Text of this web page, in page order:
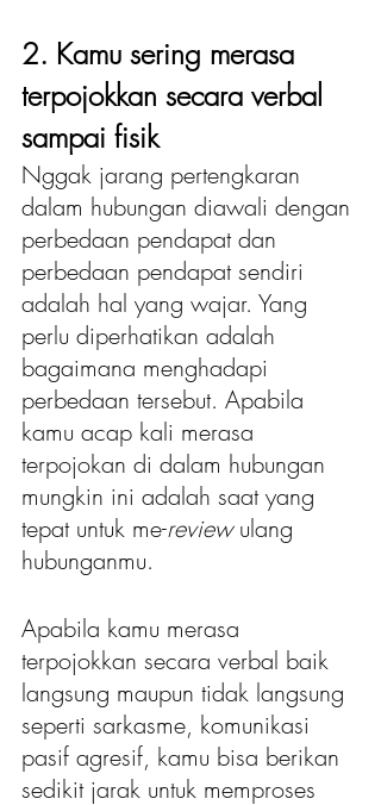
2. Kamu sering merasa
terpojokkan secara verbal
sampai fisik
Nggak jarang pertengkaran
dalam hubungan diawali dengan
perbedaan pendapat dan
perbedaan pendapat sendiri
adalah hal yang wajar. Yang
perlu diperhatikan adalah
bagaimana menghadapi
perbedaan tersebut. Apabila
kamu acap kali merasa
terpojokan di dalam hubungan
mungkin ini adalah saat yang
tepat untuk me-review ulang
hubunganmu.
Apabila kamu merasa
terpojokkan secara verbal baik
langsung maupun tidak langsung
seperti sarkasme, komunikasi
pasif agresif, kamu bisa berikan
sedikit jarak untuk memproses